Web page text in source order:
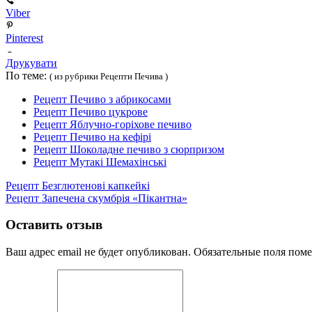
Viber
Pinterest
Друкувати
По теме: ( из рубрики Рецепти Печива )
Рецепт Печиво з абрикосами
Рецепт Печиво цукрове
Рецепт Яблучно-горіхове печиво
Рецепт Печиво на кефірі
Рецепт Шоколадне печиво з сюрпризом
Рецепт Мутакі Шемахінські
Рецепт Безглютенові капкейкі
Рецепт Запечена скумбрія «Пікантна»
Оставить отзыв
Ваш адрес email не будет опубликован. Обязательные поля